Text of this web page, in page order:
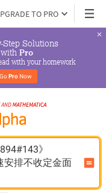
TO PRO
Step Solutions
with Pro
with your homework
Go Pro Now
》
安排不收定金面